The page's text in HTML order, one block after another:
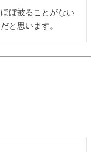
ぼ被ることがない
と思います。